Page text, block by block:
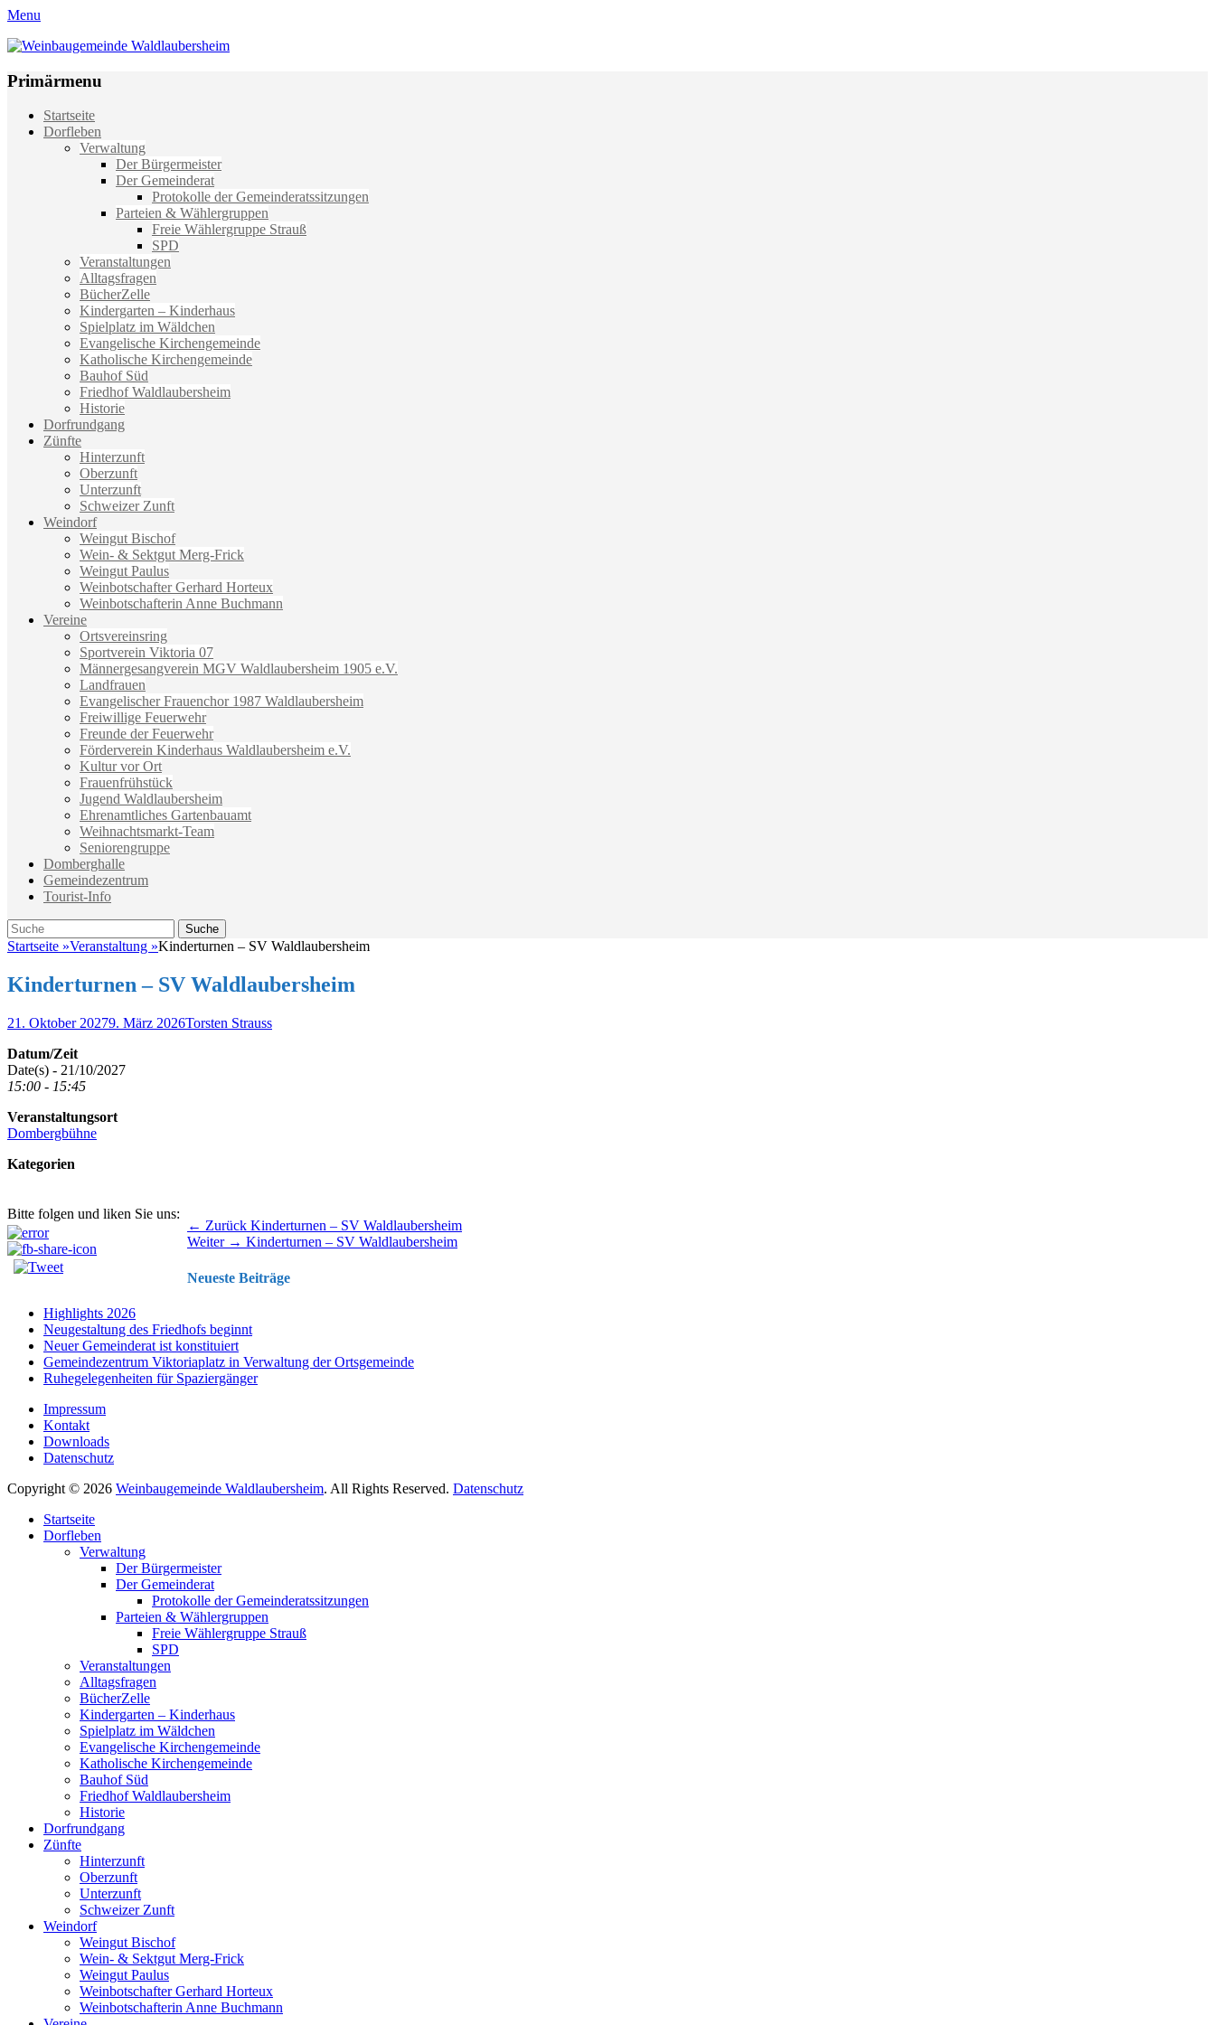
Menu
Weinbaugemeinde Waldlaubersheim
Primärmenu
Weiter
zum
Startseite
Dorfleben
Verwaltung
Der Bürgermeister
Der Gemeinderat
Protokolle der Gemeinderatssitzungen
Parteien & Wählergruppen
Freie Wählergruppe Strauß
SPD
Veranstaltungen
Alltagsfragen
BücherZelle
Kindergarten – Kinderhaus
Spielplatz im Wäldchen
Evangelische Kirchengemeinde
Katholische Kirchengemeinde
Bauhof Süd
Friedhof Waldlaubersheim
Historie
Dorfrundgang
Zünfte
Hinterzunft
Oberzunft
Unterzunft
Schweizer Zunft
Weindorf
Weingut Bischof
Wein- & Sektgut Merg-Frick
Weingut Paulus
Weinbotschafter Gerhard Horteux
Weinbotschafterin Anne Buchmann
Vereine
Ortsvereinsring
Sportverein Viktoria 07
Männergesangverein MGV Waldlaubersheim 1905 e.V.
Landfrauen
Evangelischer Frauenchor 1987 Waldlaubersheim
Freiwillige Feuerwehr
Freunde der Feuerwehr
Förderverein Kinderhaus Waldlaubersheim e.V.
Kultur vor Ort
Frauenfrühstück
Jugend Waldlaubersheim
Ehrenamtliches Gartenbauamt
Weihnachtsmarkt-Team
Seniorengruppe
Domberghalle
Gemeindezentrum
Tourist-Info
Suche
Suche
nach:
Startseite »Veranstaltung »Kinderturnen – SV Waldlaubersheim
Kinderturnen – SV Waldlaubersheim
Veröffentlicht
21. Oktober 20279. März 2026Autor
Torsten Strauss
Datum/Zeit
Date(s) - 21/10/2027
15:00 - 15:45
Veranstaltungsort
Dombergbühne
Kategorien
Bitte folgen und liken Sie uns:
Beitragsnavigation ← Zurück Vorhergehender
Beitrag:
Kinderturnen – SV Waldlaubersheim
Weiter → Nächster
Kinderturnen – SV Waldlaubersheim
Neueste Beiträge
Highlights 2026
Neugestaltung des Friedhofs beginnt
Neuer Gemeinderat ist konstituiert
Gemeindezentrum Viktoriaplatz in Verwaltung der Ortsgemeinde
Ruhegelegenheiten für Spaziergänger
Impressum
Kontakt
Downloads
Datenschutz
Copyright © 2026 Weinbaugemeinde Waldlaubersheim. All Rights Reserved. Datenschutz
oben
scrollen
Startseite
Dorfleben
Verwaltung
Der Bürgermeister
Der Gemeinderat
Protokolle der Gemeinderatssitzungen
Parteien & Wählergruppen
Freie Wählergruppe Strauß
SPD
Veranstaltungen
Alltagsfragen
BücherZelle
Kindergarten – Kinderhaus
Spielplatz im Wäldchen
Evangelische Kirchengemeinde
Katholische Kirchengemeinde
Bauhof Süd
Friedhof Waldlaubersheim
Historie
Dorfrundgang
Zünfte
Hinterzunft
Oberzunft
Unterzunft
Schweizer Zunft
Weindorf
Weingut Bischof
Wein- & Sektgut Merg-Frick
Weingut Paulus
Weinbotschafter Gerhard Horteux
Weinbotschafterin Anne Buchmann